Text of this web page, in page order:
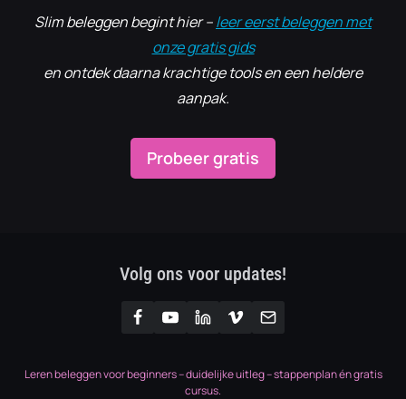
Slim beleggen begint hier –leer eerst beleggen met
onze gratis gids
en ontdek daarna krachtige tools en een heldere
aanpak.
Probeer gratis
Volg ons voor updates!
Leren beleggen voor beginners – duidelijke uitleg – stappenplan én gratis
cursus.